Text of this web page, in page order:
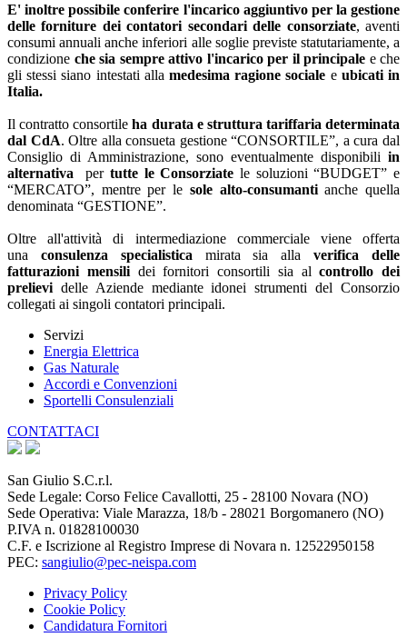
E' inoltre possibile conferire l'incarico aggiuntivo per la gestione
delle forniture dei contatori secondari delle consorziate, aventi
consumi annuali anche inferiori alle soglie previste statutariamente, a
condizione che sia sempre attivo l'incarico per il principale e che
gli stessi siano intestati alla medesima ragione sociale e ubicati in
Italia.
Il contratto consortileha durata e struttura tariffaria determinata
dal CdA. Oltre alla consueta gestione “CONSORTILE”, a cura dal
Consiglio di Amministrazione, sono eventualmente disponibili in
alternativa per tutte le Consorziate le soluzioni “BUDGET” e
“MERCATO”, mentre per le sole alto-consumantianche quella
denominata “GESTIONE”.
Oltre all'attività di intermediazione commerciale viene offerta
una consulenza specialistica mirata sia allaverifica delle
fatturazioni mensili dei fornitori consortili sia alcontrollo dei
prelievi delle Aziende mediante idonei strumenti del Consorzio
collegati ai singoli contatori principali.
Servizi
Energia Elettrica
Gas Naturale
Accordi e Convenzioni
Sportelli Consulenziali
CONTATTACI
San Giulio S.C.r.l.
Sede Legale: Corso Felice Cavallotti, 25 - 28100 Novara (NO)
Sede Operativa: Viale Marazza, 18/b - 28021 Borgomanero (NO)
P.IVA n. 01828100030
C.F. e Iscrizione al Registro Imprese di Novara n. 12522950158
PEC: sangiulio@pec-neispa.com
Privacy Policy
Cookie Policy
Candidatura Fornitori